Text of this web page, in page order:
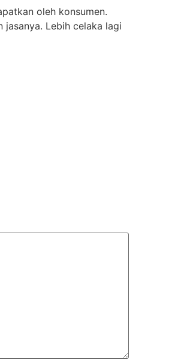
oleh konsumen.
jasanya. Lebih celaka lagi